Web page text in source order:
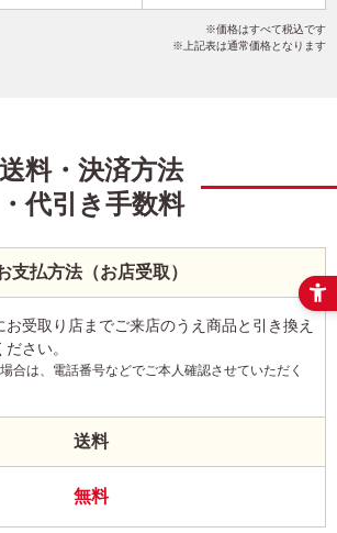
い イラスト こだわりデザイン
価格はすべて税込です
上記表は通常価格となります
送料・決済方法
・代引き手数料
支払方法（お店受取）
受取り店までご来店のうえ商品と引き換え
さい。
合は、電話番号などでご本人確認させていただく
送料
無料